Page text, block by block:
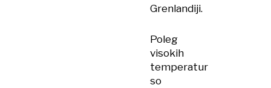
Grenlandiji.
Poleg
visokih
temperatur
so